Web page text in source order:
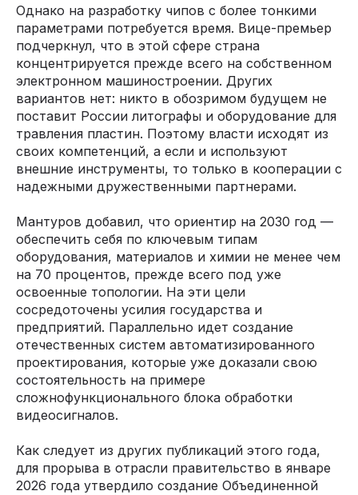
Однако на разработку чипов с более тонкими
параметрами потребуется время. Вице-премьер
подчеркнул, что в этой сфере страна
концентрируется прежде всего на собственном
электронном машиностроении. Других
вариантов нет: никто в обозримом будущем не
поставит России литографы и оборудование для
травления пластин. Поэтому власти исходят из
своих компетенций, а если и используют
внешние инструменты, то только в кооперации с
надежными дружественными партнерами.
Мантуров добавил, что ориентир на 2030 год —
обеспечить себя по ключевым типам
оборудования, материалов и химии не менее чем
на 70 процентов, прежде всего под уже
освоенные топологии. На эти цели
сосредоточены усилия государства и
предприятий. Параллельно идет создание
отечественных систем автоматизированного
проектирования, которые уже доказали свою
состоятельность на примере
сложнофункционального блока обработки
видеосигналов.
Как следует из других публикаций этого года,
для прорыва в отрасли правительство в январе
2026 года утвердило создание Объединенной